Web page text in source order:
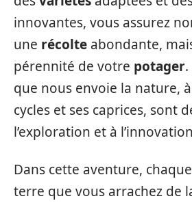
innovantes, vous assurez
une récolte abondante,
pérennité de votre potager
que nous envoie la nature,
cycles et ses caprices, sont
l’exploration et à
Dans cette aventure, chaque
terre que vous arrachez de